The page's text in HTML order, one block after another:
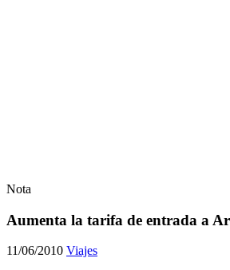
Nota
Aumenta la tarifa de entrada a
11/06/2010 Viajes